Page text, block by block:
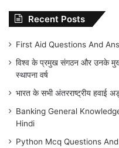
Recent Posts
First Aid Questions And
विश्व के प्रमुख संगठन और उनके
स्थापना वर्ष
भारत के सभी अंतरराष्ट्रीय हवाई
Banking General
Hindi
Python Mcq Questions